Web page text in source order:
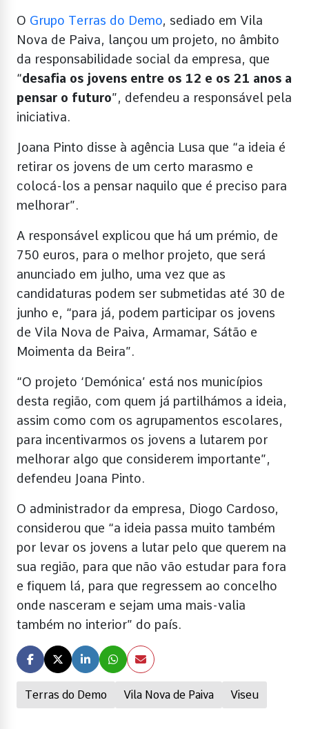
Terras do Demo Vila Nova de Paiva Viseu
O Grupo Terras do Demo, sediado em Vila
Nova de Paiva, lançou um projeto, no âmbito
da responsabilidade social da empresa, que
“desafia os jovens entre os 12 e os 21 anos a
pensar o futuro”, defendeu a responsável pela
iniciativa.
Joana Pinto disse à agência Lusa que “a ideia é
retirar os jovens de um certo marasmo e
colocá-los a pensar naquilo que é preciso para
melhorar”.
A responsável explicou que há um prémio, de
750 euros, para o melhor projeto, que será
anunciado em julho, uma vez que as
candidaturas podem ser submetidas até 30 de
junho e, “para já, podem participar os jovens
de Vila Nova de Paiva, Armamar, Sátão e
Moimenta da Beira”.
“O projeto ‘Demónica’ está nos municípios
desta região, com quem já partilhámos a ideia,
assim como com os agrupamentos escolares,
para incentivarmos os jovens a lutarem por
melhorar algo que considerem importante”,
defendeu Joana Pinto.
O administrador da empresa, Diogo Cardoso,
considerou que “a ideia passa muito também
por levar os jovens a lutar pelo que querem na
sua região, para que não vão estudar para fora
e fiquem lá, para que regressem ao concelho
onde nasceram e sejam uma mais-valia
também no interior” do país.